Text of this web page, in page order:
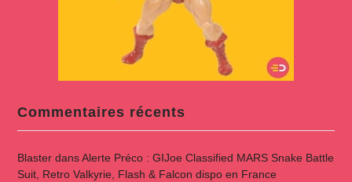
Commentaires récents
BlasterdansAlerte Préco : GIJoe Classified MARS Snake Battle
Suit, Retro Valkyrie, Flash & Falcon dispo en France